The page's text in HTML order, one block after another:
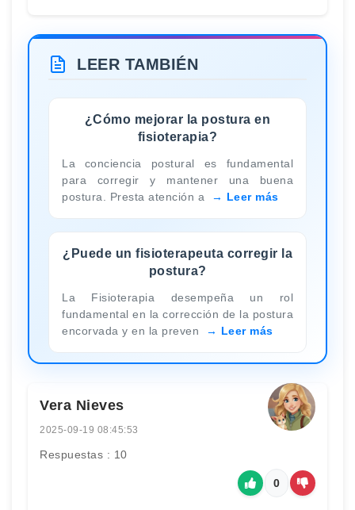
LEER TAMBIÉN
¿Cómo mejorar la postura en
fisioterapia?
La conciencia postural es fundamental
para corregir y mantener una buena
postura. Presta atención a
Leer más
¿Puede un fisioterapeuta corregir la
postura?
La Fisioterapia desempeña un rol
fundamental en la corrección de la postura
encorvada y en la preven
Leer más
Vera Nieves
2025-09-19 08:45:53
Respuestas : 10
0